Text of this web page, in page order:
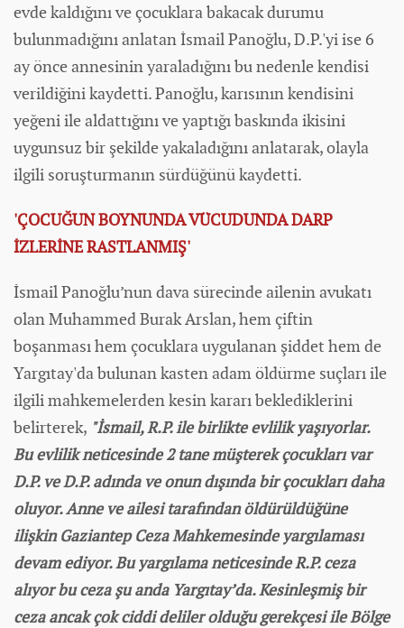
evde kaldığını ve çocuklara bakacak durumu
bulunmadığını anlatan İsmail Panoğlu, D.P.'yi ise 6
ay önce annesinin yaraladığını bu nedenle kendisi
verildiğini kaydetti. Panoğlu, karısının kendisini
yeğeni ile aldattığını ve yaptığı baskında ikisini
uygunsuz bir şekilde yakaladığını anlatarak, olayla
ilgili soruşturmanın sürdüğünü kaydetti.
'ÇOCUĞUN BOYNUNDA VÜCUDUNDA DARP
İZLERİNE RASTLANMIŞ'
İsmail Panoğlu’nun dava sürecinde ailenin avukatı
olan Muhammed Burak Arslan, hem çiftin
boşanması hem çocuklara uygulanan şiddet hem de
Yargıtay'da bulunan kasten adam öldürme suçları ile
ilgili mahkemelerden kesin kararı beklediklerini
belirterek, "İsmail, R.P. ile birlikte evlilik yaşıyorlar.
Bu evlilik neticesinde 2 tane müşterek çocukları var
D.P. ve D.P. adında ve onun dışında bir çocukları daha
oluyor. Anne ve ailesi tarafından öldürüldüğüne
ilişkin Gaziantep Ceza Mahkemesinde yargılaması
devam ediyor. Bu yargılama neticesinde R.P. ceza
alıyor bu ceza şu anda Yargıtay’da. Kesinleşmiş bir
ceza ancak çok ciddi deliler olduğu gerekçesi ile Bölge